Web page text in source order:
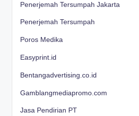
Penerjemah Tersumpah Jakarta
Penerjemah Tersumpah
Poros Medika
Easyprint.id
Bentangadvertising.co.id
Gamblangmediapromo.com
Jasa Pendirian PT